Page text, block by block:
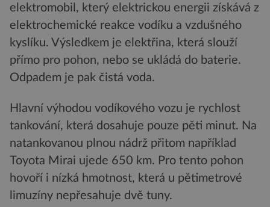
elektromobil, který elektrickou energii získává z
elektrochemické reakce vodíku a vzdušného
kyslíku. Výsledkem je elektřina, která slouží
přímo pro pohon, nebo se ukládá do baterie.
Odpadem je pak čistá voda.
Hlavní výhodou vodíkového vozu je rychlost
tankování, která dosahuje pouze pěti minut. Na
natankovanou plnou nádrž přitom například
Toyota Mirai ujede 650 km. Pro tento pohon
hovoří i nízká hmotnost, která u pětimetrové
limuzíny nepřesahuje dvě tuny.